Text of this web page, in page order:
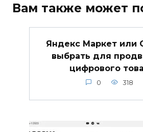
Вам также может
Яндекс Маркет или
выбрать для
цифрового
0 318